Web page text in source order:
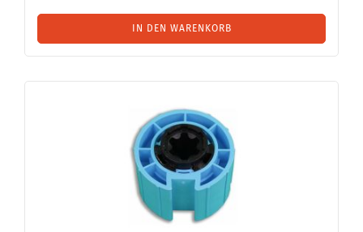
IN DEN WARENKORB